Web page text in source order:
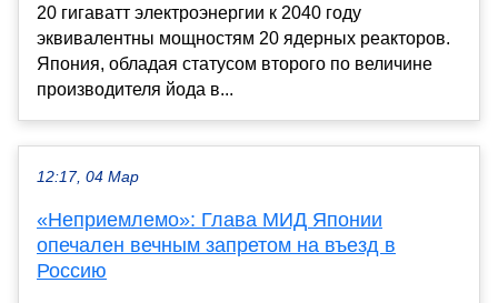
20 гигаватт электроэнергии к 2040 году
эквивалентны мощностям 20 ядерных реакторов.
Япония, обладая статусом второго по величине
производителя йода в...
12:17, 04 Мар
«Неприемлемо»: Глава МИД Японии
опечален вечным запретом на въезд в
Россию